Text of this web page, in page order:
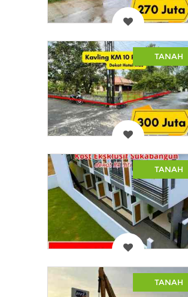
TANAH
TANAH
TANAH